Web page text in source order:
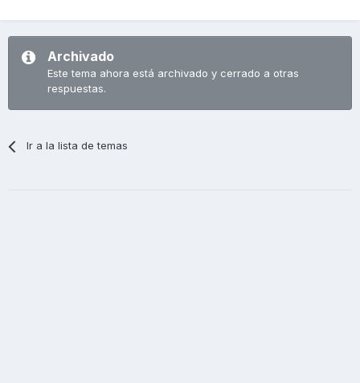
Archivado
Este tema ahora está archivado y cerrado a otras
respuestas.
Ir a la lista de temas